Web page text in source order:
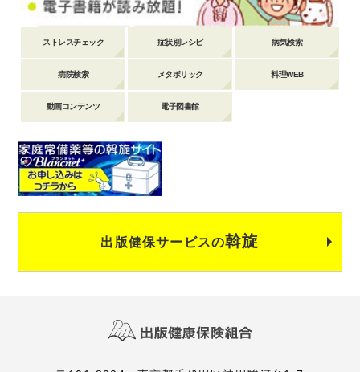
ストレスチェック 症状別レシピ 病気検索
病院検索 メタボリック 料理WEB
動画コンテンツ 電子図書館
出版健保サービスの斡旋